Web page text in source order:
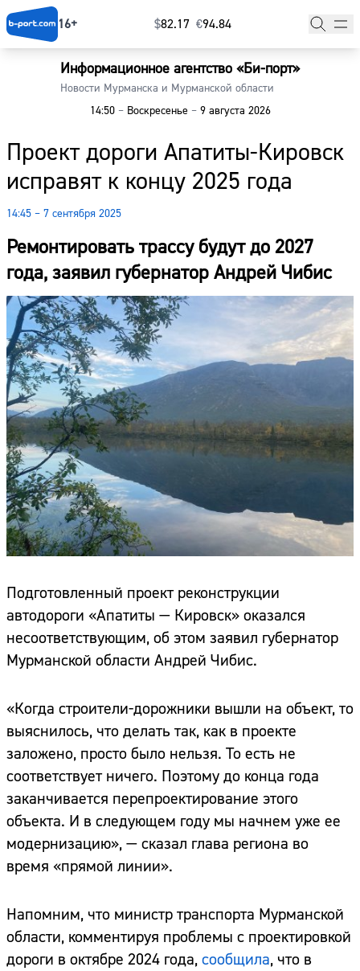
16+ $⁠82.17 €⁠94.84
Информационное агентство «Би-порт»
Новости Мурманска и Мурманской области
14:50 –Воскресенье –9 августа 2026
Проект дороги Апатиты-Кировск
исправят к концу 2025 года
14:45 – 7 сентября 2025
Ремонтировать трассу будут до 2027
года, заявил губернатор Андрей Чибис
Подготовленный проект реконструкции
автодороги «Апатиты — Кировск» оказался
несоответствующим, об этом заявил губернатор
Мурманской области Андрей Чибис.
«Когда строители-дорожники вышли на объект, то
выяснилось, что делать так, как в проекте
заложено, просто было нельзя. То есть не
соответствует ничего. Поэтому до конца года
заканчивается перепроектирование этого
объекта. И в следующем году мы начнем уже ее
модернизацию», — сказал глава региона во
время «прямой линии».
Напомним, что министр транспорта Мурманской
области, комментируя проблемы с проектировкой
дороги в октябре 2024 года, сообщила, что в
Главная
Наши гости
Фоторепортажи
Погода
Курсы валют